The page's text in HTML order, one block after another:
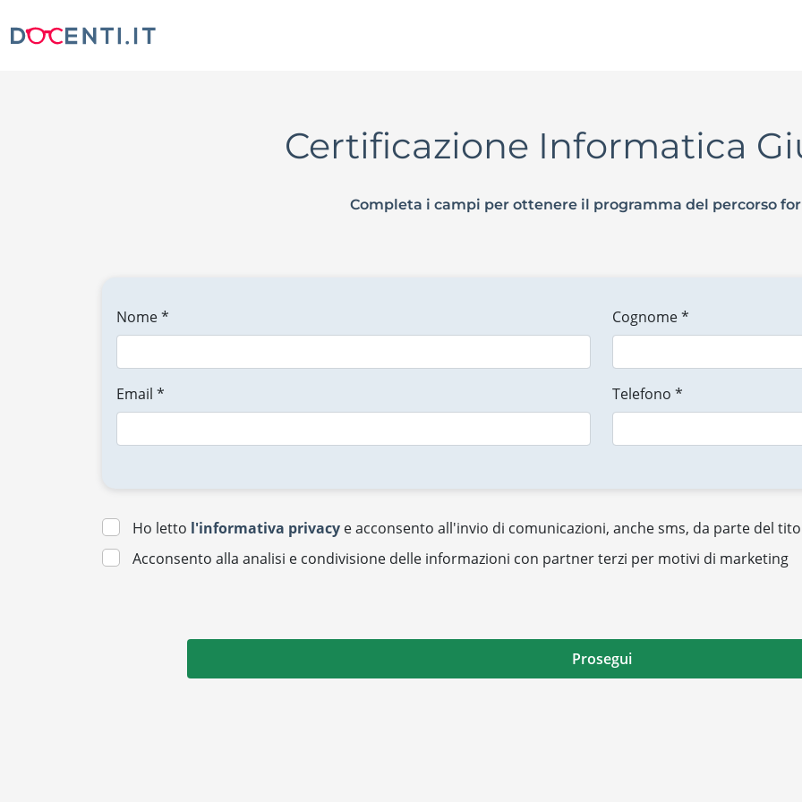
Certificazione Informatica
Completa i campi per ottenere il programma del percorso
Nome * Cognome *
Email * Telefono *
Ho letto l'informativa privacy e acconsento all'invio di comunicazioni, anche sms, da parte del
Acconsento alla analisi e condivisione delle informazioni con partner terzi per motivi di marketing